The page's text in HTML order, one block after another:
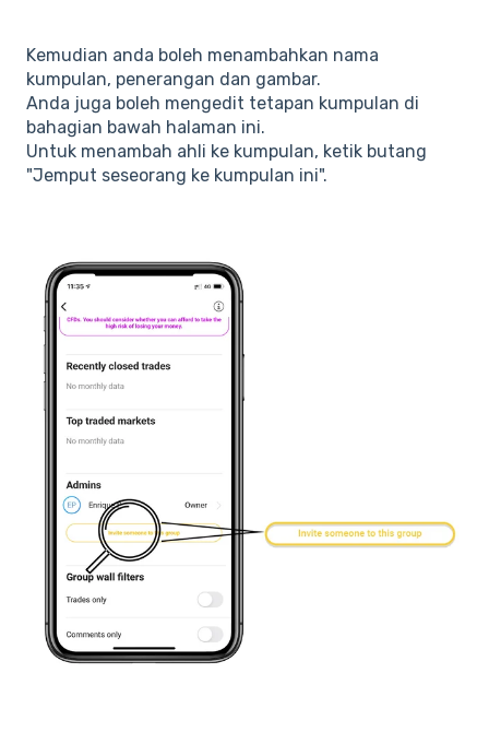
Kemudian anda boleh menambahkan nama
kumpulan, penerangan dan gambar.
Anda juga boleh mengedit tetapan kumpulan di
bahagian bawah halaman ini.
Untuk menambah ahli ke kumpulan, ketik butang
"Jemput seseorang ke kumpulan ini".